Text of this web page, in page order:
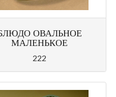
ОВАЛЬНОЕ
МАЛЕНЬКОЕ
222